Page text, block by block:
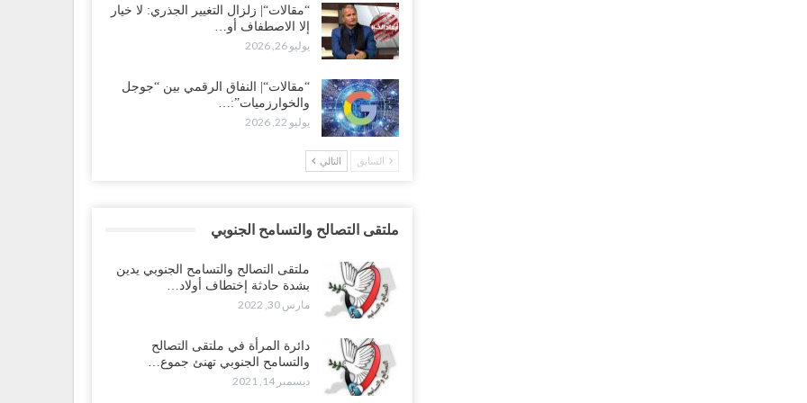
“مقالات“| زلزال التغيير الجذري: لا خيار
إلا الاصطفاف أو…
يوليو 26, 2026
“مقالات“| النفاق الرقمي بين “جوجل
والخوارزميات”:…
يوليو 22, 2026
السابق التالي
ملتقى التصالح والتسامح الجنوبي
ملتقى التصالح والتسامح الجنوبي يدين
بشدة حادثة إختطاف أولاد…
مارس 30, 2022
دائرة المرأة في ملتقى التصالح
والتسامح الجنوبي تهنئ جموع…
ديسمبر 14, 2021